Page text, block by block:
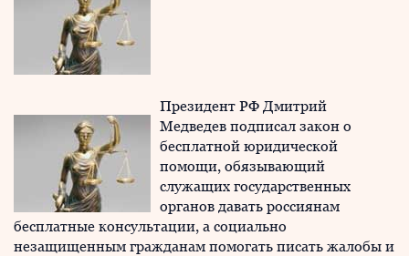
Президент РФ Дмитрий
Медведев подписал закон о
бесплатной юридической
помощи, обязывающий
служащих государственных
органов давать россиянам
бесплатные консультации, а социально
незащищенным гражданам помогать писать жалобы и